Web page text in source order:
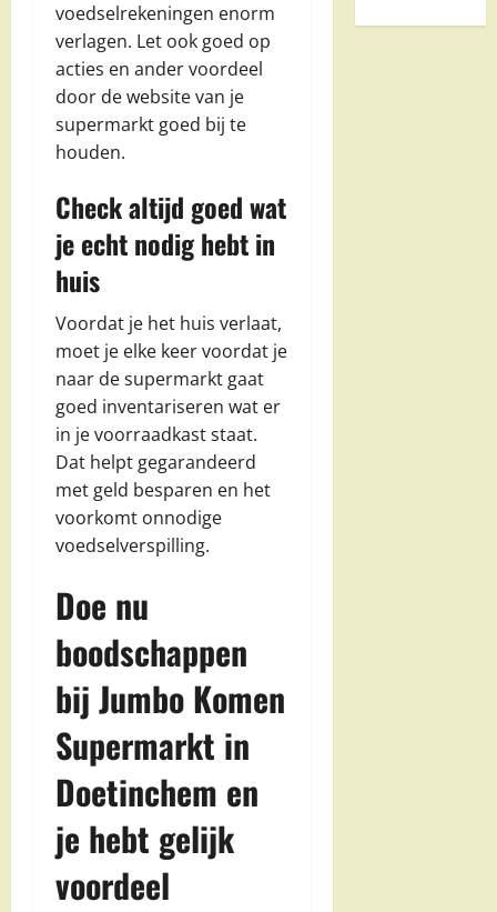
voedselrekeningen enorm
verlagen. Let ook goed op
acties en ander voordeel
door de website van je
supermarkt goed bij te
houden.
Check altijd goed wat
je echt nodig hebt in
huis
Voordat je het huis verlaat,
moet je elke keer voordat je
naar de supermarkt gaat
goed inventariseren wat er
in je voorraadkast staat.
Dat helpt gegarandeerd
met geld besparen en het
voorkomt onnodige
voedselverspilling.
Doe nu
boodschappen
bij Jumbo Komen
Supermarkt in
Doetinchem en
je hebt gelijk
voordeel